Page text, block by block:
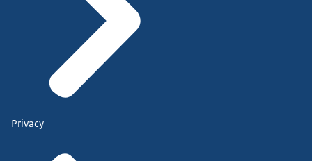
Privacy